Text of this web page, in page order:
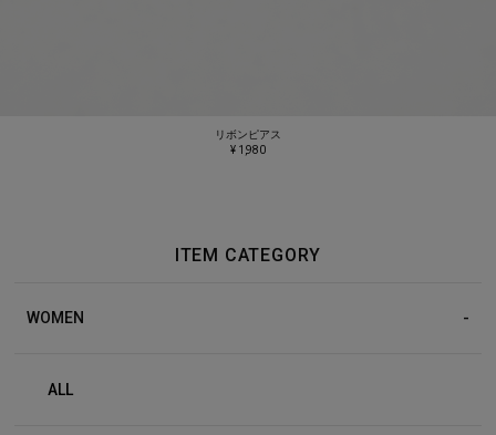
リボンピアス
¥ 1,980
ITEM CATEGORY
WOMEN
ALL